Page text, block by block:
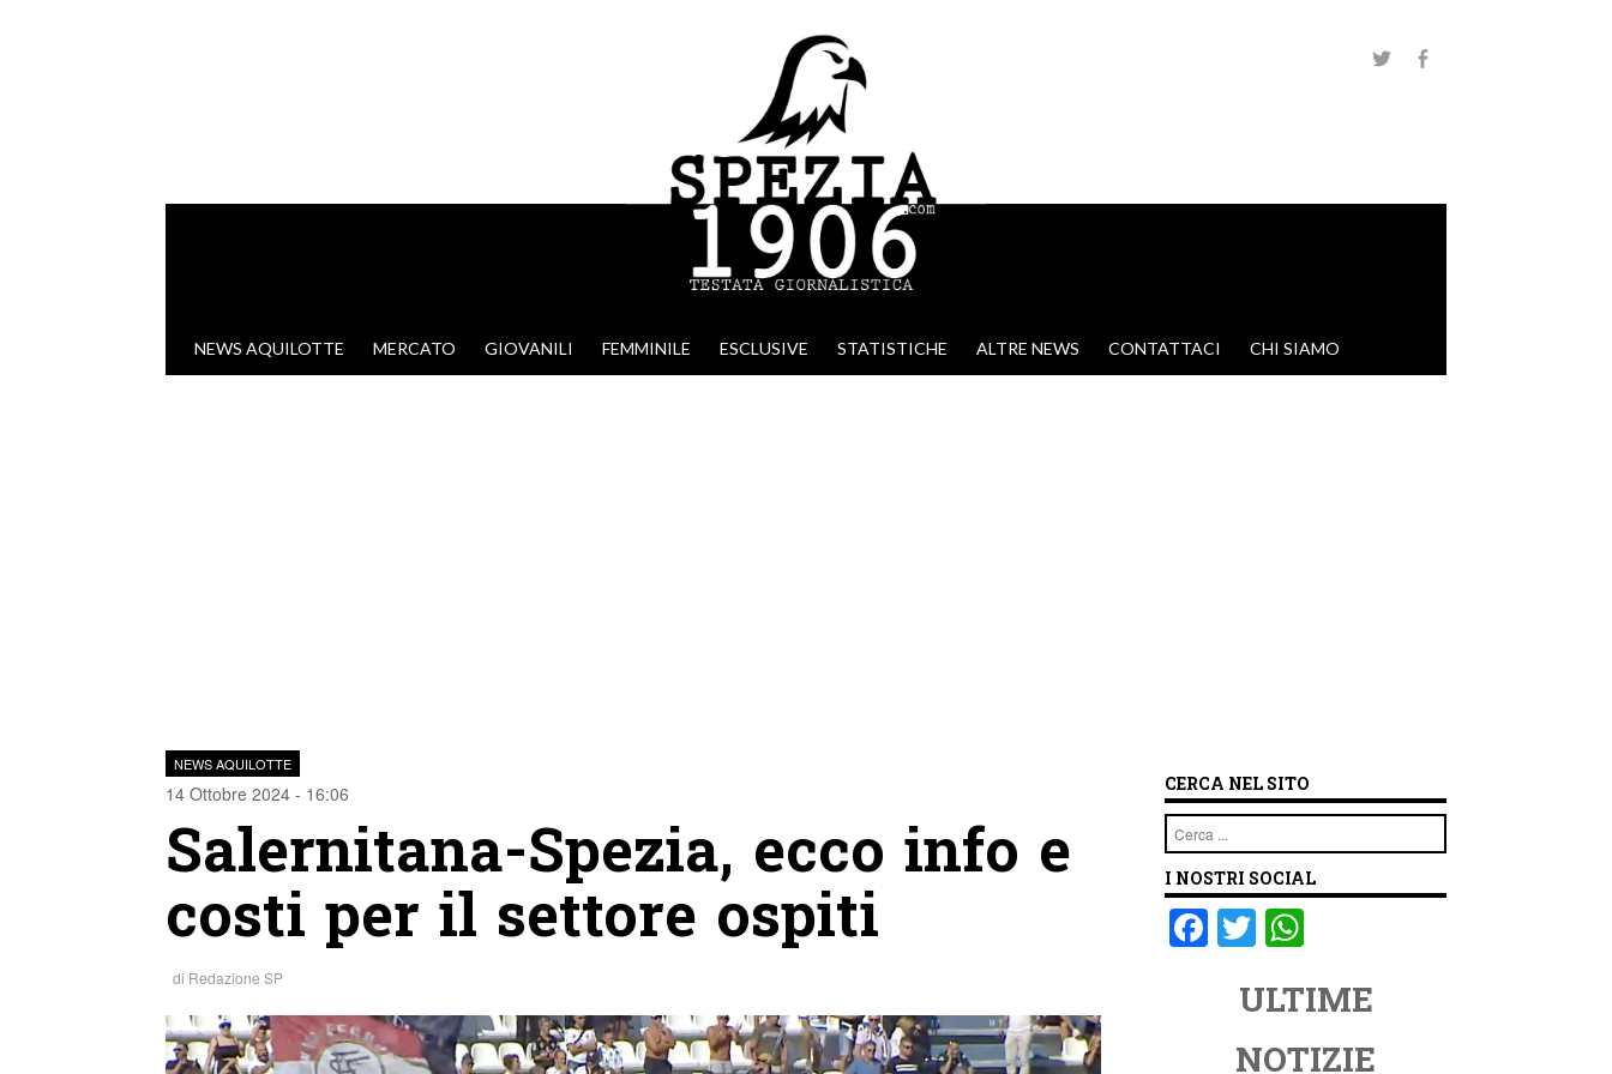
VAI AL CONTENUTO
NEWS AQUILOTTE MERCATO GIOVANILI FEMMINILE ESCLUSIVE STATISTICHE ALTRE NEWS CONTATTACI CHI SIAMO
NEWS AQUILOTTE
14 Ottobre 2024 - 16:06
Salernitana-Spezia, ecco info e
costi per il settore ospiti
di Redazione SP
CERCA NEL SITO
Cerca
I NOSTRI SOCIAL
F T
tt
er
at
s
ULTIME
NOTIZIE